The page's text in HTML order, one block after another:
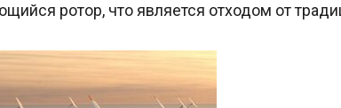
ротор, что является отходом от